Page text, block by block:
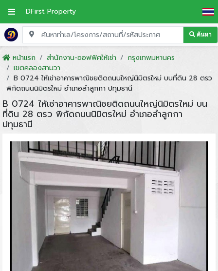
DFirst Property
ค้นหา
หน้าแรก สำนักงาน-ออฟฟิศให้เช่า
กรุงเทพมหานคร
เขตคลองสามวา
B 0724 ให้เช่าอาคารพาณิชยติดถนนใหญ่นิมิตรใหม่ บนที่ดิน 28 ตรว
พิกัดถนนนิมิตรใหม่ อำเภอลำลูกกา ปทุมธานี
B 0724 ให้เช่าอาคารพาณิชยติดถนนใหญ่นิมิตรใหม่ บน
ที่ดิน 28 ตรว พิกัดถนนนิมิตรใหม่ อำเภอลำลูกกา
ปทุมธานี